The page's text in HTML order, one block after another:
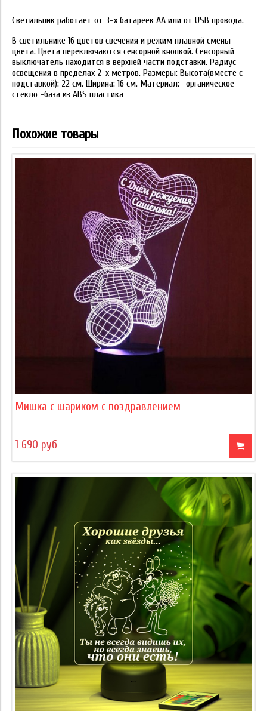
Светильник работает от 3-х батареек АА или от USB провода.
В светильнике 16 цветов свечения и режим плавной смены
цвета. Цвета переключаются сенсорной кнопкой. Сенсорный
выключатель находится в верхней части подставки. Радиус
освещения в пределах 2-х метров. Размеры: Высота(вместе с
подставкой): 22 см. Ширина: 16 см. Материал: -органическое
стекло -база из ABS пластика
Похожие товары
Мишка с шариком с поздравлением
1 690 руб